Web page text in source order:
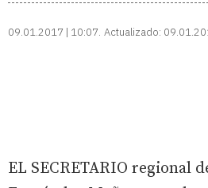
09.01.2017 | 10:07 Actualizado:
EL SECRETARIO regional